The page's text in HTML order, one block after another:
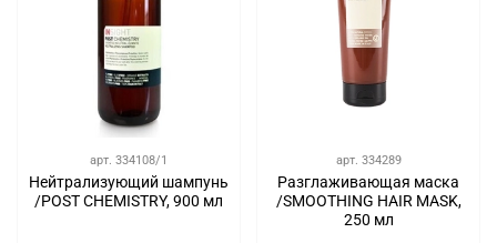
арт. 334108/1
Нейтрализующий шампунь
/POST CHEMISTRY, 900 мл
арт. 334289
Разглаживающая маска
/SMOOTHING HAIR MASK,
250 мл